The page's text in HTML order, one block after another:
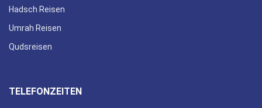
Hadsch Reisen
Umrah Reisen
Qudsreisen
TELEFONZEITEN